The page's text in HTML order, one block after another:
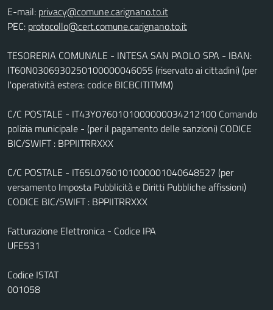
E-mail:
PEC:
TESORERIA COMUNALE - INTESA SAN PAOLO SPA - IBAN:
IT60N0306930250100000046055 (riservato ai cittadini) (per
l'operatività estera: codice BICBCITITMM)
C/C POSTALE - IT43Y0760101000000034212100 Comando
polizia municipale - (per il pagamento delle sanzioni) CODICE
BIC/SWIFT : BPPIITRRXXX
C/C POSTALE - IT65L0760101000001040648527 (per
versamento Imposta Pubblicità e Diritti Pubbliche affissioni)
CODICE BIC/SWIFT : BPPIITRRXXX
Fatturazione Elettronica - Codice IPA
UFE531
Codice ISTAT
001058